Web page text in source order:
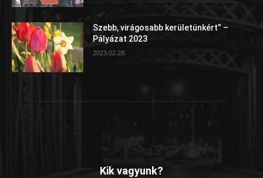
Szebb, virágosabb kerületünkért” –
Pályázat 2023
2023.02.28.
Kik vagyunk?